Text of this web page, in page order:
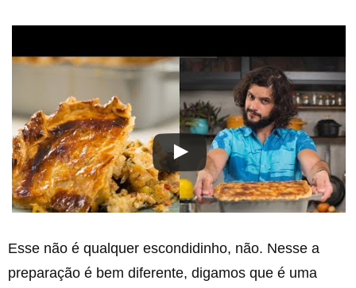
Esse não é qualquer escondidinho, não. Nesse a
preparação é bem diferente, digamos que é uma